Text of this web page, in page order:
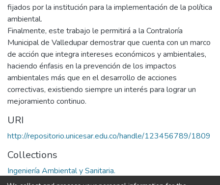
fijados por la institución para la implementación de la política
ambiental.
Finalmente, este trabajo le permitirá a la Contraloría
Municipal de Valledupar demostrar que cuenta con un marco
de acción que integra intereses económicos y ambientales,
haciendo énfasis en la prevención de los impactos
ambientales más que en el desarrollo de acciones
correctivas, existiendo siempre un interés para lograr un
mejoramiento continuo.
URI
http://repositorio.unicesar.edu.co/handle/123456789/1809
Collections
Ingeniería Ambiental y Sanitaria.